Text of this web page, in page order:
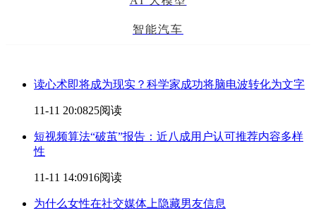
智能汽车
读心术即将成为现实？科学家成功将脑电波转化为文字
11-11 20:0825阅读
短视频算法“破茧”报告：近八成用户认可推荐内容多样
性
11-11 14:0916阅读
为什么女性在社交媒体上隐藏男友信息